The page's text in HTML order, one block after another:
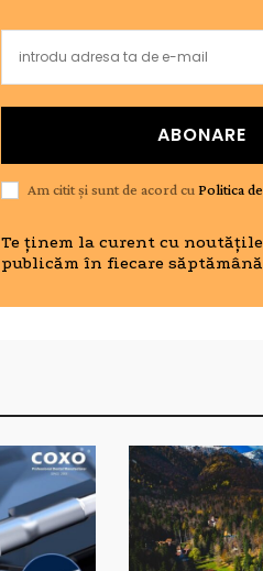
ABONARE
Am citit și sunt de acord cuPolitica
Te ținem la curent cu noutățile
publicăm în fiecare